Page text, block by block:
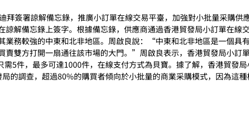
簽署諒解備忘錄，推廣小訂單在線交易平臺，加強對小批量采購供
解備忘錄上簽字。根據備忘錄，供應商通過香港貿發局小訂單在線
業務較強的中東和北非地區。周啟良說：“中東和北非地區是一個具
賣雙方打開一扇通往該市場的大門。”周啟良表示，香港貿發局小訂
5件，最多可達1000件，在線支付方式為貝寶。據了解，香港貿發
的調查，超過80%的購買者傾向於小批量的商業采購模式，因為這